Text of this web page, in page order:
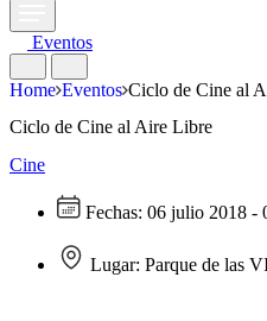
Eventos
Home Eventos Ciclo de Cine al
Ciclo de Cine al Aire Libre
Cine
Fechas: 06 julio 2018 -
Lugar: Parque de las